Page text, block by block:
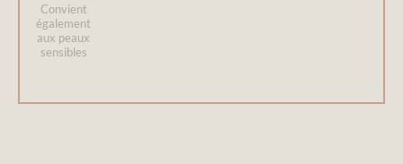
Convient
également
aux peaux
sensibles